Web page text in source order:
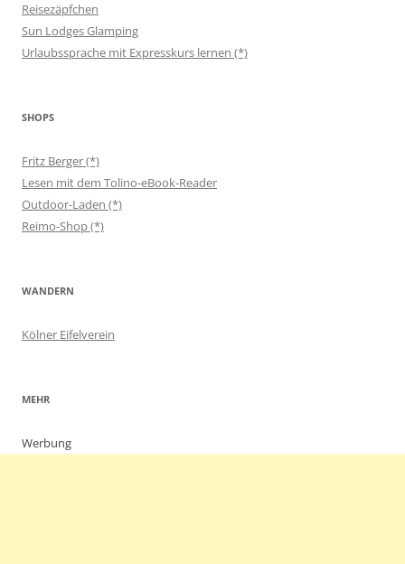
Reisezäpfchen
Sun Lodges Glamping
Urlaubssprache mit Expresskurs lernen (*)
SHOPS
Fritz Berger (*)
Lesen mit dem Tolino-eBook-Reader
Outdoor-Laden (*)
Reimo-Shop (*)
WANDERN
Kölner Eifelverein
MEHR
Werbung